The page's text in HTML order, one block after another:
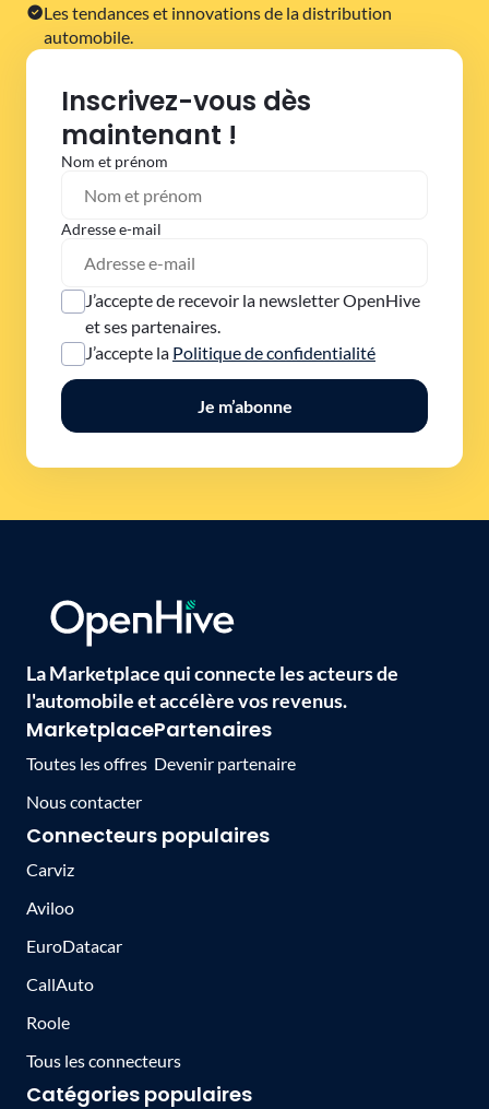
Les tendances et innovations de la distribution
automobile.
Inscrivez-vous dès
maintenant !
Nom et prénom
Adresse e-mail
J’accepte de recevoir la newsletter OpenHive
et ses partenaires.
J’accepte la Politique de confidentialité
Je m’abonne
La Marketplace qui connecte les acteurs de
l'automobile et accélère vos revenus.
Marketplace
Toutes les offres
Nous contacter
Partenaires
Devenir partenaire
Connecteurs populaires
Carviz
Aviloo
EuroDatacar
CallAuto
Roole
Tous les connecteurs
Catégories populaires